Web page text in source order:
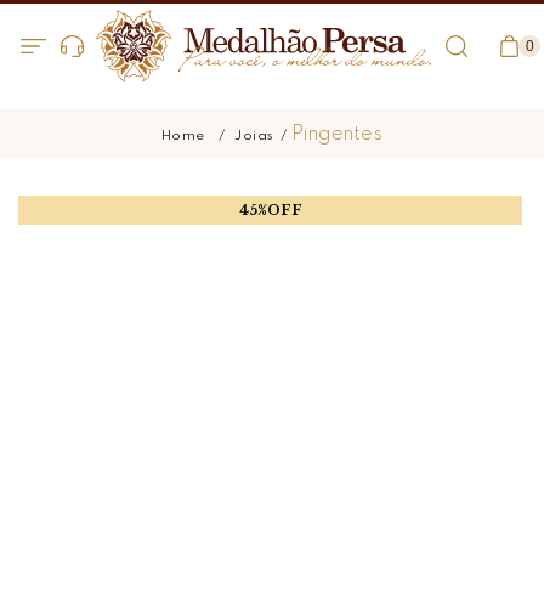
0
Joias Pingentes
45%OFF